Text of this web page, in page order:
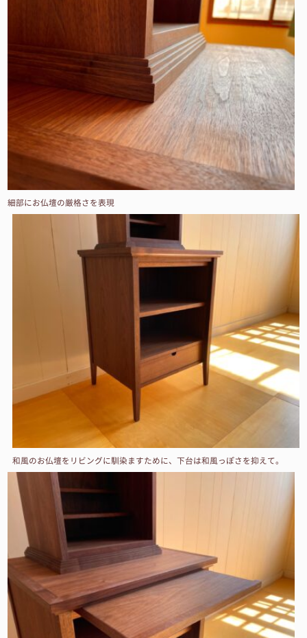
細部にお仏壇の厳格さを表現
和風のお仏壇をリビングに馴染ますために、下台は和風っぽさを抑えて。